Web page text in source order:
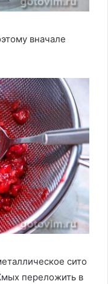
вначале
сито
переложить в